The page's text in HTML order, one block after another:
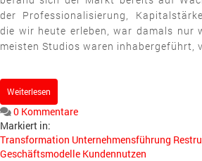
der Professionalisierung,
die wir heute erleben, war damals nur
meisten Studios waren inhabergeführt,
Weiterlesen
0 Kommentare
Markiert in:
Transformation Unternehmensführung
Geschäftsmodelle Kundennutzen